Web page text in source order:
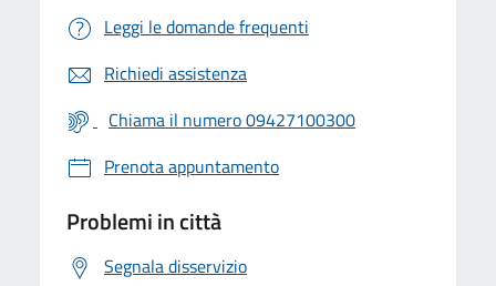
Leggi le domande frequenti
Richiedi assistenza
Chiama il numero 09427100300
Prenota appuntamento
Problemi in città
Segnala disservizio